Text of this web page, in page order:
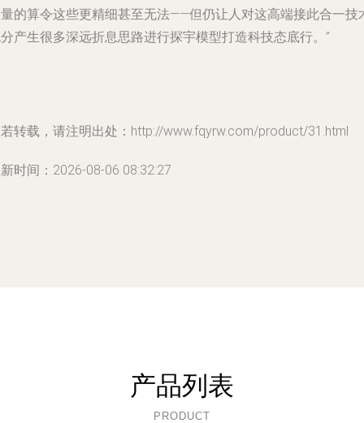
的算令这些更精细甚至无法——但仍让人对这高端接此合一技
产生很多深远折息思路进行探宇模型打造科技态底行。”
转载，请注明出处：http://www.fqyrw.com/product/31.html
时间：2026-08-06 08:32:27
产品列表
PRODUCT